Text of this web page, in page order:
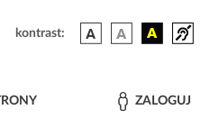
kontrast:
ZALOGUJ